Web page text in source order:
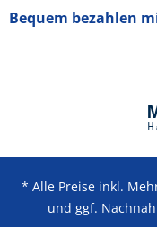
Bequem bezahlen
* Alle Preise inkl.
und ggf.